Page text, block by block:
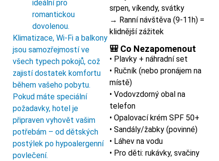
ideální pro
romantickou
dovolenou.
Klimatizace, Wi-Fi a balkony
jsou samozřejmostí ve
všech typech pokojů, což
zajistí dostatek komfortu
během vašeho pobytu.
Pokud máte speciální
požadavky, hotel je
připraven vyhovět vašim
potřebám – od dětských
postýlek po hypoalergenní
povlečení.
srpen, víkendy, svátky
→ Ranní návštěva (9-11h) =
klidnější zážitek
🎒 Co Nezapomenout
• Plavky + náhradní set
• Ručník (nebo pronájem na
místě)
• Vodovzdorný obal na
telefon
• Opalovací krém SPF 50+
• Sandály/žabky (povinné)
• Láhev na vodu
• Pro děti: rukávky, svačiny